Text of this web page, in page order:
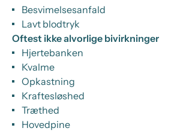
Besvimelsesanfald
Lavt blodtryk
Oftest ikke alvorlige bivirkninger
Hjertebanken
Kvalme
Opkastning
Kraftesløshed
Træthed
Hovedpine